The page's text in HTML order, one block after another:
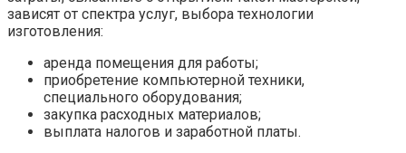
зависят от спектра услуг, выбора технологии
изготовления:
аренда помещения для работы;
приобретение компьютерной техники,
специального оборудования;
закупка расходных материалов;
выплата налогов и заработной платы.